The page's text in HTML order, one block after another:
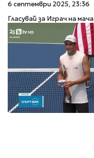
6 септември 2025, 23:36
Гласувай за Играч на